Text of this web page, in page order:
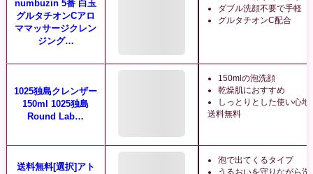
numbuzin 5番 白玉
グルタチオンCアロ
ママッサージクレン
ジング…
ダブル洗顔不要で手軽
グルタチオンC配合
1025独島クレンザー
150ml 1025独島
Round Lab…
150mlの泡洗顔
乾燥肌におすすめ
しっとりとした使い心地
送料無料
送料無料[選択]アト
泡で出てくるタイプ
うるおいを守りながら洗